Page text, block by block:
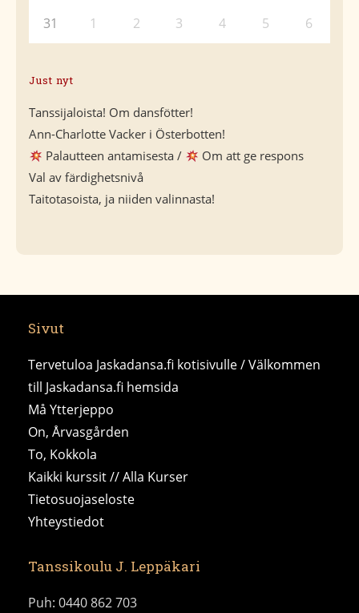
31 1 2 3 4 5 6
Just nyt
Tanssijaloista! Om dansfötter!
Ann-Charlotte Vacker i Österbotten!
Palautteen antamisesta /
Om att ge respons
Val av färdighetsnivå
Taitotasoista, ja niiden valinnasta!
Sivut
Tervetuloa Jaskadansa.fi kotisivulle / Välkommen
till Jaskadansa.fi hemsida
Må Ytterjeppo
On, Årvasgården
To, Kokkola
Kaikki kurssit // Alla Kurser
Tietosuojaseloste
Yhteystiedot
Tanssikoulu J. Leppäkari
Puh: 0440 862 703